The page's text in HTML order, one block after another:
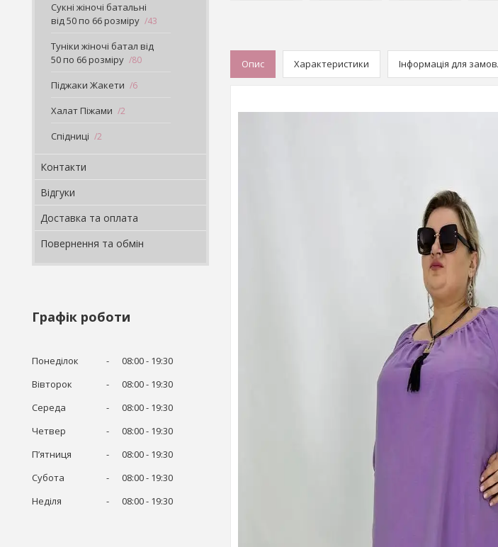
Сукні жіночі батальні
від 50 по 66 розміру
43
Туніки жіночі батал від
50 по 66 розміру
80
Піджаки Жакети 6
Халат Піжами 2
Спідниці 2
Контакти
Відгуки
Доставка та оплата
Повернення та обмін
Графік роботи
Понеділок 08:00
19:30
Вівторок
08:00
19:30
Середа
08:00
19:30
Четвер
08:00
19:30
Пʼятниця
08:00
19:30
Субота
08:00
19:30
Неділя
08:00 19:30
Опис Характеристики Інформація для